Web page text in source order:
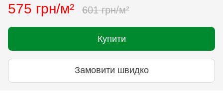
575 грн/м² 601 грн/м²
Купити
Замовити швидко